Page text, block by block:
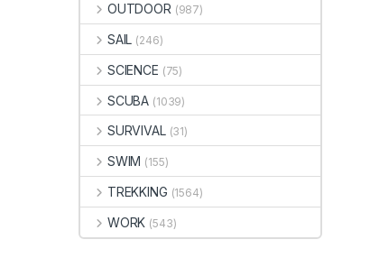
OUTDOOR (987)
SAIL (246)
SCIENCE (75)
SCUBA (1039)
SURVIVAL (31)
SWIM (155)
TREKKING (1564)
WORK (543)